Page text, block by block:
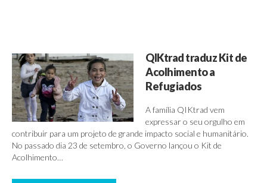
QIKtrad traduz Kit de
Acolhimento a
Refugiados
A família QIKtrad vem
expressar o seu orgulho em
contribuir para um projeto de grande impacto social e humanitário.
No passado dia 23 de setembro, o Governo lançou o Kit de
Acolhimento…